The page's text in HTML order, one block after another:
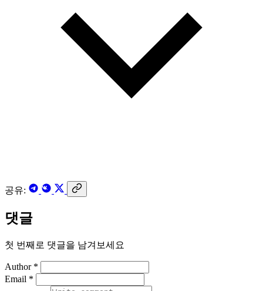
공유:
댓글
첫 번째로 댓글을 남겨보세요
Author *
Email *